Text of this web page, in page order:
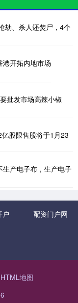
劫、杀人还焚尸，4个
港开拓内地市场
批发市场高辣小椒
股限售股将于1月23
产电子布，生产电子
户 配资门户网
HTML地图